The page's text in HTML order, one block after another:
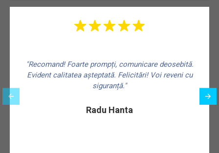
"Recomand! Foarte prompți, comunicare deosebită.
Evident calitatea așteptată. Felicitări! Voi reveni cu
siguranță."
Radu Hanta